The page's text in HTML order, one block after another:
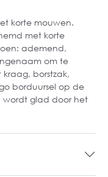
korte mouwen.
met korte
ademend,
om te
borstzak,
borduursel op de
wordt glad door het